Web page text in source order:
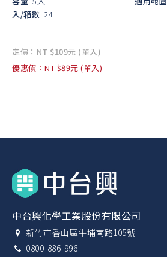
入/箱數 24
定價：NT $109元 (單入)
優惠價：NT $89元 (單入)
中台興化學工業股份有限公司
新竹市香山區牛埔南路105號
0800-886-996